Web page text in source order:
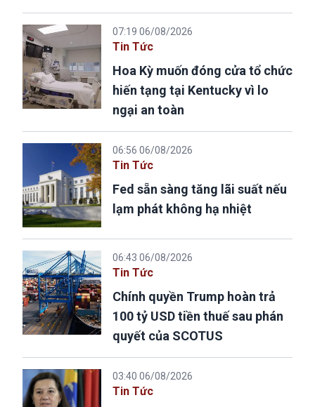
07:19 06/08/2026
Tin Tức
Hoa Kỳ muốn đóng cửa tổ chức
hiến tạng tại Kentucky vì lo
ngại an toàn
06:56 06/08/2026
Tin Tức
Fed sẵn sàng tăng lãi suất nếu
lạm phát không hạ nhiệt
06:43 06/08/2026
Tin Tức
Chính quyền Trump hoàn trả
100 tỷ USD tiền thuế sau phán
quyết của SCOTUS
03:40 06/08/2026
Tin Tức